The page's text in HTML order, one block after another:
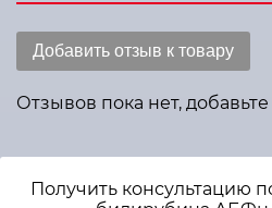
Добавить отзыв к товару
Отзывов пока нет,
Получить консультацию